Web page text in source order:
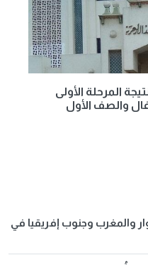
المرحلة الأولى
والصف الأول
والمغرب وجنوب إفريقيا في